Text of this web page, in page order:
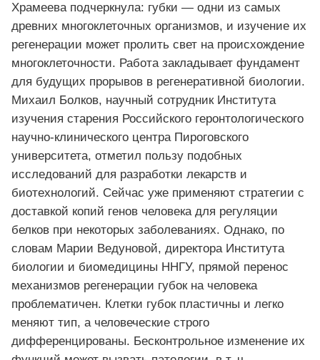
Храмеева подчеркнула: губки — одни из самых
древних многоклеточных организмов, и изучение их
регенерации может пролить свет на происхождение
многоклеточности. Работа закладывает фундамент
для будущих прорывов в регенеративной биологии.
Михаил Болков, научный сотрудник Института
изучения старения Российского геронтологического
научно‑клинического центра Пироговского
университета, отметил пользу подобных
исследований для разработки лекарств и
биотехнологий. Сейчас уже применяют стратегии с
доставкой копий генов человека для регуляции
белков при некоторых заболеваниях. Однако, по
словам Марии Ведуновой, директора Института
биологии и биомедицины ННГУ, прямой перенос
механизмов регенерации губок на человека
проблематичен. Клетки губок пластичны и легко
меняют тип, а человеческие строго
дифференцированы. Бесконтрольное изменение их